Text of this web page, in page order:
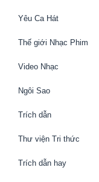
Yêu Ca Hát
Thế giới Nhạc Phim
Video Nhạc
Ngôi Sao
Trích dẫn
Thư viện Tri thức
Trích dẫn hay